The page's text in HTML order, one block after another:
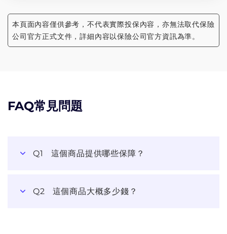
本頁面內容僅供參考，不代表實際投保內容，亦無法取代保險
公司官方正式文件，詳細內容以保險公司官方資訊為準。
FAQ常見問題
Q1 這個商品提供哪些保障？
Q2 這個商品大概多少錢？